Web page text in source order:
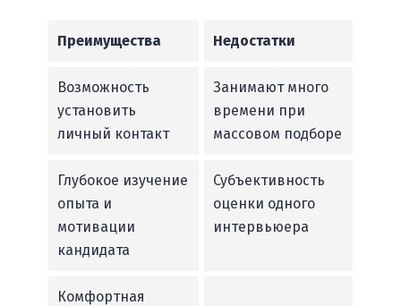
Преимущества Недостатки
Возможность
установить
личный контакт
Занимают много
времени при
массовом подборе
Глубокое изучение
опыта и
мотивации
кандидата
Субъективность
оценки одного
интервьюера
Комфортная